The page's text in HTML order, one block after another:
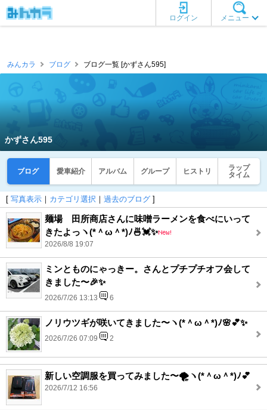
メニュー
ログイン
みんカラ ブログ ブログ一覧 [かずさん595]
かずさん595
ブログ 愛車紹介 アルバム グループ ヒストリ
ラップ
タイム
[ 写真表示 ｜ カテゴリ選択 ｜ 過去のブログ ]
麺場 田所商店さんに味噌ラーメンを食べにいって
きたよっヽ(*＾ω＾*)ﾉ🍜💓✨
2026/8/8 19:07
ミンとものにゃっきー。さんとプチプチオフ会して
きました〜🎉✨
2026/7/26 13:13 6
ノリウツギが咲いてきました〜ヽ(*＾ω＾*)ﾉ🌸💕✨
2026/7/26 07:09 2
新しい空調服を買ってみました〜🌪️ヽ(*＾ω＾*)ﾉ💕
2026/7/12 16:56